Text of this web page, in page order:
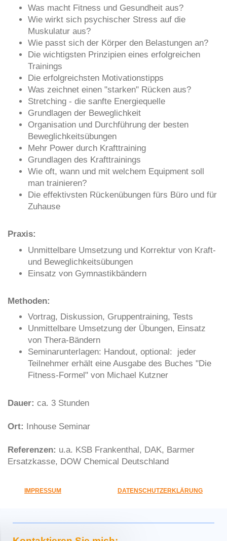
Was macht Fitness und Gesundheit aus?
Wie wirkt sich psychischer Stress auf die
Muskulatur aus?
Wie passt sich der Körper den Belastungen an?
Die wichtigsten Prinzipien eines erfolgreichen
Trainings
Die erfolgreichsten Motivationstipps
Was zeichnet einen "starken" Rücken aus?
Stretching - die sanfte Energiequelle
Grundlagen der Beweglichkeit
Organisation und Durchführung der besten
Beweglichkeitsübungen
Mehr Power durch Krafttraining
Grundlagen des Krafttrainings
Wie oft, wann und mit welchem Equipment soll
man trainieren?
Die effektivsten Rückenübungen fürs Büro und für
Zuhause
Praxis:
Unmittelbare Umsetzung und Korrektur von Kraft-
und Beweglichkeitsübungen
Einsatz von Gymnastikbändern
Methoden:
Vortrag, Diskussion, Gruppentraining, Tests
Unmittelbare Umsetzung der Übungen, Einsatz
von Thera-Bändern
Seminarunterlagen: Handout, optional: jeder
Teilnehmer erhält eine Ausgabe des Buches "Die
Fitness-Formel" von Michael Kutzner
Dauer: ca. 3 Stunden
Ort: Inhouse Seminar
Referenzen: u.a. KSB Frankenthal, DAK, Barmer
Ersatzkasse, DOW Chemical Deutschland
IMPRESSUM DATENSCHUTZERKLÄRUNG